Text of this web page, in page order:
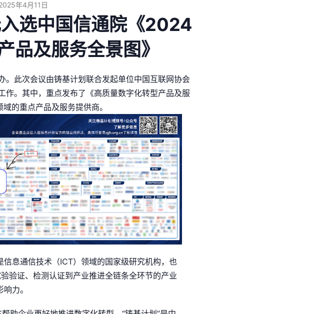
年4月11日
选中国信通院《2024
品及服务全景图》
此次会议由铸基计划联合发起单位中国互联网协会
。其中，重点发布了《高质量数字化转型产品及服
的重点产品及服务提供商。
息通信技术（ICT）领域的国家级研究机构，也
验证、检测认证到产业推进全链条全环节的产业
力。